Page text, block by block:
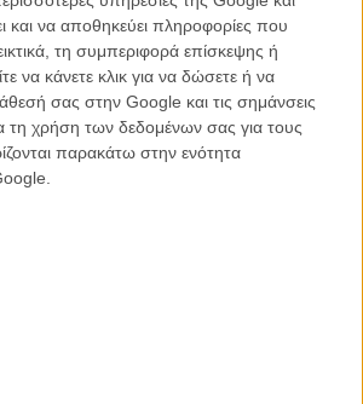
και να αποθηκεύει πληροφορίες που
τη συμπεριφορά επίσκεψης ή
να κάνετε κλικ για να δώσετε ή να
σας στην Google και τις σημάνσεις
τη χρήση των δεδομένων σας για τους
παρακάτω στην ενότητα